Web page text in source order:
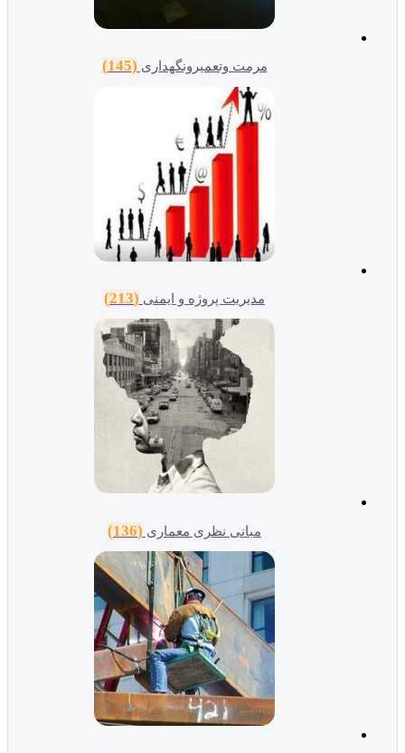
مرمت وتعمیرونگهداری (145)
مدیریت پروژه و ایمنی (213)
مبانی نظری معماری (136)